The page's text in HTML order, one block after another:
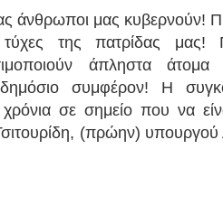
άνθρωποι μας κυβερνούν!
τύχες της πατρίδας μας!
άπληστα
συμφέρον! Η
χρόνια σε σημείο που να
(πρώην) υπουργού